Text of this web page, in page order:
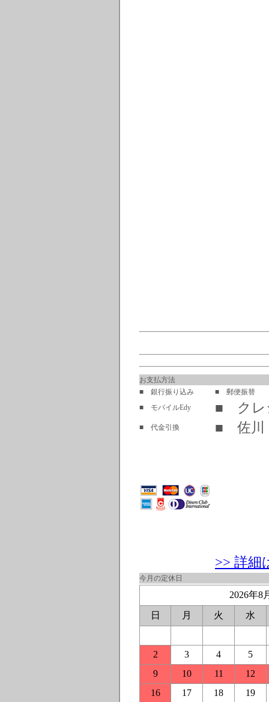
お支払方法
■ 銀行振り込み
■ 郵便振替
■ モバイルEdy
■ クレ
■ 代金引換 ■ 佐川
>> 詳細
今月の定休日
2026年8
日
月 火 水
2 3 4
5
9
10 11
12
16
17 18
19